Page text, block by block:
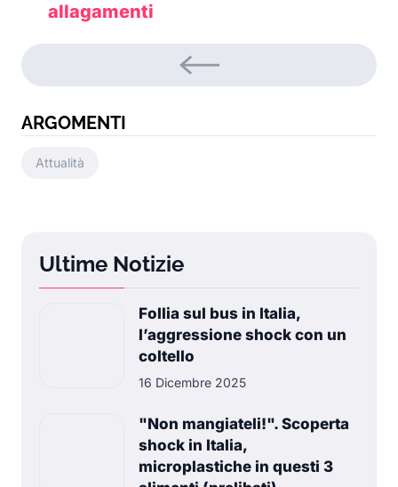
allagamenti
ARGOMENTI
Attualità
Ultime Notizie
Follia sul bus in Italia,
l’aggressione shock con un
coltello
16 Dicembre 2025
"Non mangiateli!". Scoperta
shock in Italia,
microplastiche in questi 3